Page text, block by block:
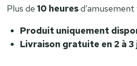
Plus de 10 heures
Produit uniquement
Livraison gratuite en 2 à